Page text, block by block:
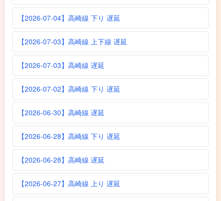
【2026-07-04】高崎線 下り 遅延
【2026-07-03】高崎線 上下線 遅延
【2026-07-03】高崎線 遅延
【2026-07-02】高崎線 下り 遅延
【2026-06-30】高崎線 遅延
【2026-06-28】高崎線 下り 遅延
【2026-06-28】高崎線 遅延
【2026-06-27】高崎線 上り 遅延